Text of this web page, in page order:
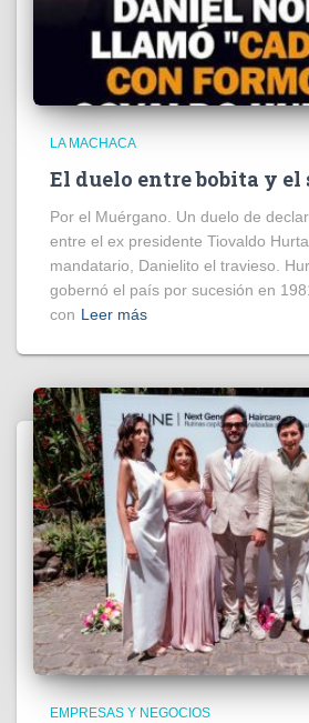
LA MACHACA
El duelo entre bobita y
Por el Muérgano. Un duelo de
entre el ex presidente Tiovaldo
mandatario, Danielito el travieso.
gobernó el país por sucesión en
con Leer más
EMPRESAS Y NEGOCIOS